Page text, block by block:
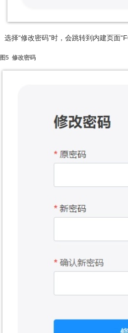
选择“修改密码”时，会跳转到内建页面
图5 修改密码